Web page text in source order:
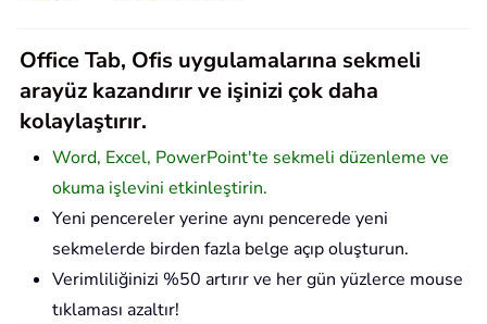
Office Tab, Ofis uygulamalarına sekmeli
arayüz kazandırır ve işinizi çok daha
kolaylaştırır.
Word, Excel, PowerPoint'te sekmeli düzenleme ve
okuma işlevini etkinleştirin.
Yeni pencereler yerine aynı pencerede yeni
sekmelerde birden fazla belge açıp oluşturun.
Verimliliğinizi %50 artırır ve her gün yüzlerce mouse
tıklaması azaltır!